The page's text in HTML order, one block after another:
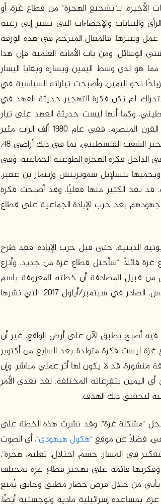
لـ”تشجيع الهجرة” من قطاع غزة، أو
والبيانات والإحصاءات التي تشير إلى رغبة
وغيرها. فالمقال المترجم في هذه الورقة
ومن باب الأمانة العلمية فإن هذا
هو لدى وسط اليمين ويساره وبقايا اليسار
نحو اليمين، وأصبحت تياراته السياسية في
لم تكن فكرة التهجير حديثة العهد في
وكما أنها ليست حديثة العهد على تيار
الصهيونية الدينية الذي بدأت قوته السياسية تنمو منذ سبعينيات القرن المنصرم. ففي عام 1980 ألف الراب مئير
الذي جعل محوره هو ضرورة تهجير الشعب الفلسطيني، بما في ذلك أراضي 48،
فكرة الهجرة الطوعية الجماعية. وفي
ونجميها بتسلإيل سموتريتش وإيتمار بن غفير،
نفذ الكثير منها فعليًا، وقد أصبحت فكرة
بعد حرب الإبادة الجماعية على قطاع
الدينية، حتى قبل حرب الإبادة. فقد طرح
قائلًا: “سأحتل قطاع غزة من جديد، وأنزع
من قبيل المصادفة أن خطته المعروفة باسم
خطة الحسم قد نشرت في ذات المجلة (هشيلوح) في عددها السادس، الصادر في سبتمبر/أيلول 2017، التي نشرها
فيه أصبح يطبق الآن على أرض الواقع، غير أن
ليست فكرة متولدة بعد السابع من أكتوبر
منشورة، قد لا يكون لها أثر عملي مباشر، وإن
بتفرعاته المختلفة. لقد تعدى الأمر
لتحقيق ذلك الهدف.
“مشكلة غزة”، وقد نشرت هذه الخطة على
فضلًا عن موقع “هكول هيهودي“، أي الصوت
في المسار: حسم، احتلال، تعليم، هجرة”،
قائمة على تهجير قطاع غزة بمختلف
يأتي من خلال فرض حصار مطبق وخانق يُمنع
بمساعدة إسرائيلية مادية ولوجستية أيضًا،